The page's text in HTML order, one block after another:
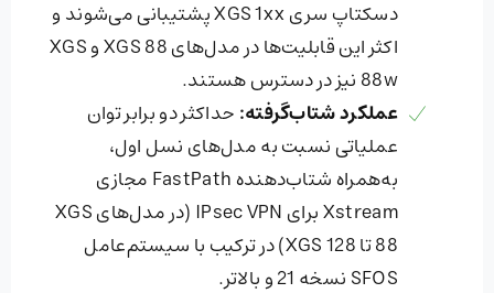
دسکتاپ سری XGS 1xx پشتیبانی می‌شوند و
اکثر این قابلیت‌ها در مدل‌های XGS 88 و XGS
88w نیز در دسترس هستند.
عملکرد شتاب‌گرفته: حداکثر دو برابر توان
عملیاتی نسبت به مدل‌های نسل اول،
به‌همراه شتاب‌دهنده FastPath مجازی
Xstream برای IPsec VPN (در مدل‌های XGS
88 تا XGS 128) در ترکیب با سیستم‌عامل
SFOS نسخه 21 و بالاتر.